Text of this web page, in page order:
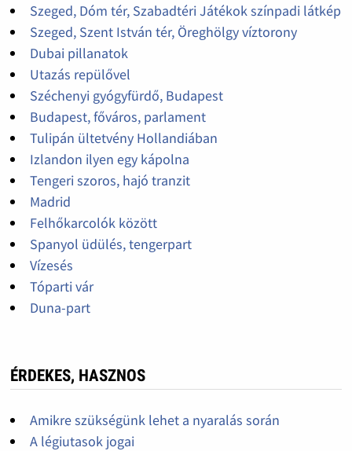
Szeged, Dóm tér, Szabadtéri Játékok színpadi látkép
Szeged, Szent István tér, Öreghölgy víztorony
Dubai pillanatok
Utazás repülővel
Széchenyi gyógyfürdő, Budapest
Budapest, főváros, parlament
Tulipán ültetvény Hollandiában
Izlandon ilyen egy kápolna
Tengeri szoros, hajó tranzit
Madrid
Felhőkarcolók között
Spanyol üdülés, tengerpart
Vízesés
Tóparti vár
Duna-part
ÉRDEKES, HASZNOS
Amikre szükségünk lehet a nyaralás során
A légiutasok jogai